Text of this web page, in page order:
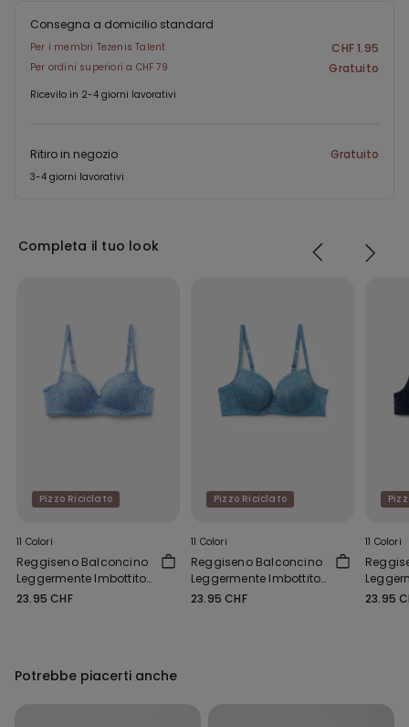
Consegna a domicilio standard
Per i membri Tezenis Talent CHF 1.95
Per ordini superiori a CHF 79 Gratuito
Ricevilo in 2-4 giorni lavorativi
Ritiro in negozio Gratuito
3-4 giorni lavorativi
Completa il tuo look
Pizzo Riciclato
11 Colori
Reggiseno Balconcino
Leggermente Imbottito
Pizzo Riciclato Wien
23.95 CHF
Pizzo Riciclato
11 Colori
Reggiseno Balconcino
Leggermente Imbottito
Pizzo Riciclato Wien
23.95 CHF
11 Colori
Pizzo
23.95
Potrebbe piacerti anche